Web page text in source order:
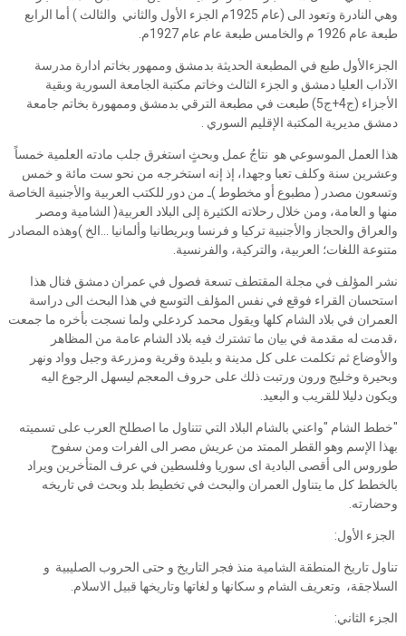
وهي النادرة وتعود الى (عام 1925م الجزء الأول والثاني والثالث ) أما الرابع
طبعة عام 1926 م والخامس طبعة عام عام 1927م.
الجزءالأول طبع في المطبعة الحديثة بدمشق وممهور بخاتم ادارة مدرسة
الآداب العليا دمشق و الجزء الثالث وخاتم مكتبة الجامعة السورية وبقية
الأجزاء (ج4+ج5) طبعت في مطبعة الترقي بدمشق وممهورة بخاتم جامعة
دمشق مديرية المكتبة الإقليم السوري .
هذا العمل الموسوعي هو نتاجُ عمل وبحثٍ استغرق جلب مادته العلمية خمساً
وعشرين سنة وكلف تعبا وجهدا، إذ إنه استخرجه من نحو ست مائة و خمس
وتسعون مصدر ( مطبوع أو مخطوط )ـ من دور للكتب العربية والأجنبية الخاصة
منها و العامة، ومن خلال رحلاته الكثيرة إلى البلاد العربية( الشامية ومصر
والعراق والحجاز والأجنبية تركيا و فرنسا وبريطانيا وألمانيا ...الخ )وهذه المصادر
متنوعة اللغات؛ العربية، والتركية، والفرنسية.
نشر المؤلف في مجلة المقتطف تسعة فصول في عمران دمشق فنال هذا
استحسان القراء فوقع في نفس المؤلف التوسع في هذا البحث الى دراسة
العمران في بلاد الشام كلها ويقول محمد كردعلي ولما نسجت بأخره ما جمعت
،قدمت له مقدمة في بيان ما تشترك فيه بلاد الشام عامة من المظاهر
والأوضاع ثم تكلمت على كل مدينة و بليدة وقرية ومزرعة وجبل وواد ونهر
وبحيرة وخليج ورون ورتبت ذلك على حروف المعجم ليسهل الرجوع اليه
ويكون دليلا للقريب و البعيد.
"خطط الشام "واعني بالشام البلاد التي تتناول ما اصطلح العرب على تسميته
بهذا الإسم وهو القطر الممتد من عريش مصر الى الفرات ومن سفوح
طوروس الى أقصى البادية اى سوريا وفلسطين في عرف المتأخرين ويراد
بالخطط كل ما يتناول العمران والبحث في تخطيط بلد وبحث في تاريخه
وحضارته.
الجزء الأول:
تناول تاريخ المنطقة الشامية منذ فجر التاريخ و حتى الحروب الصليبية و
السلاجقة، وتعريف الشام و سكانها و لغاتها وتاريخها قبيل الاسلام.
الجزء الثاني: